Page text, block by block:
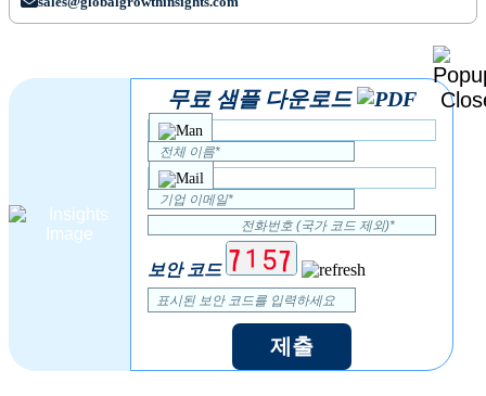
무료 샘플 다운로드
보안 코드
제출